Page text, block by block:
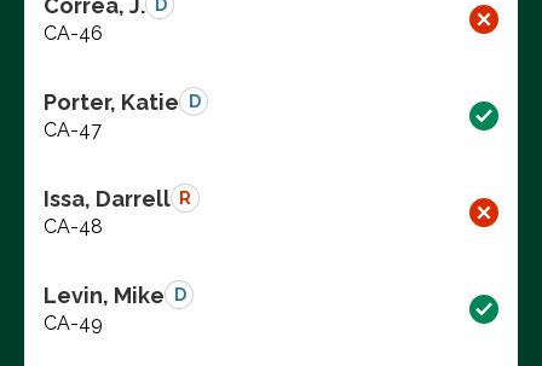
D
CA-46
Porter, Katie D
CA-47
Issa, Darrell R
CA-48
Levin, Mike D
CA-49